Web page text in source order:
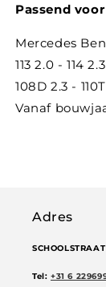
Passend
Mercedes
113 2.0 - 114
108D 2.3 -
Vanaf
Adres
Tel: +31 6